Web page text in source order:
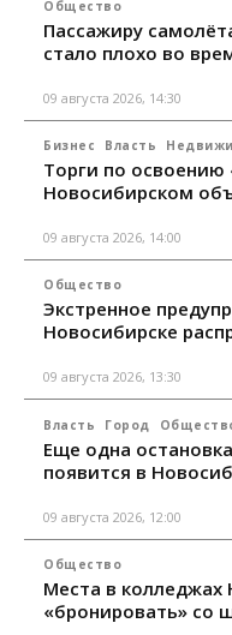
Общество
Пассажиру
стало плохо во
09 августа 2026, 14:30
Бизнес Власть
Торги по
Новосибирском
09 августа 2026, 14:00
Общество
Экстренное
Новосибирске
09 августа 2026, 13:30
Власть Город
Еще одна
появится в
09 августа 2026, 12:00
Общество
Места в колледжах
«бронировать» со